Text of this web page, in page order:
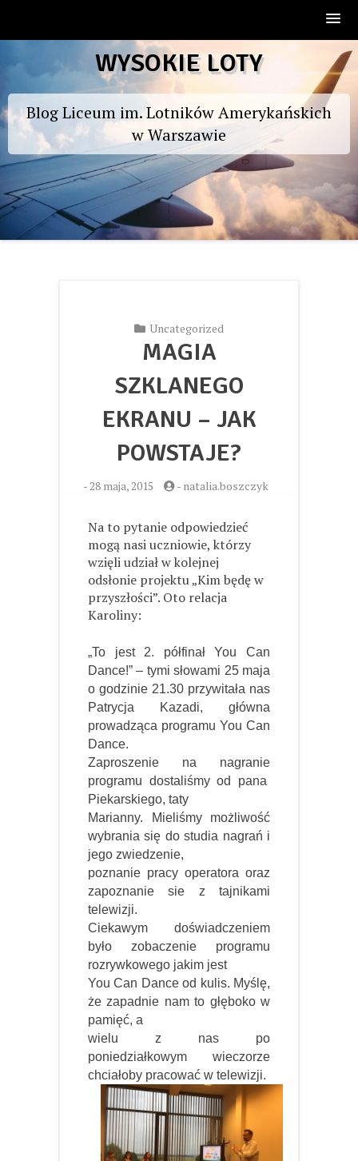
to
WYSOKIE LOTY
Blog Liceum im. Lotników Amerykańskich
w Warszawie
Uncategorized
MAGIA
SZKLANEGO
EKRANU – JAK
POWSTAJE?
-28 maja, 2015 - natalia.boszczyk
Na to pytanie odpowiedzieć
mogą nasi uczniowie, którzy
wzięli udział w kolejnej
odsłonie projektu „Kim będę w
przyszłości”. Oto relacja
Karoliny:
„To jest 2. półfinał You Can
Dance!” – tymi słowami 25 maja
o godzinie 21.30 przywitała nas
Patrycja Kazadi, główna
prowadząca programu You Can
Dance.
Zaproszenie na nagranie
programu dostaliśmy od pana
Piekarskiego, taty
Marianny. Mieliśmy możliwość
wybrania się do studia nagrań i
jego zwiedzenie,
poznanie pracy operatora oraz
zapoznanie sie z tajnikami
telewizji.
Ciekawym doświadczeniem
było zobaczenie programu
rozrywkowego jakim jest
You Can Dance od kulis. Myślę,
że zapadnie nam to głęboko w
pamięć, a
wielu z nas po
poniedziałkowym wieczorze
chciałoby pracować w telewizji.